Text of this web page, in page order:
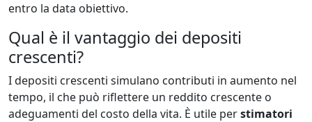
entro la data obiettivo.
Qual è il vantaggio dei depositi
crescenti?
I depositi crescenti simulano contributi in aumento nel
tempo, il che può riflettere un reddito crescente o
adeguamenti del costo della vita. È utile perstimatori